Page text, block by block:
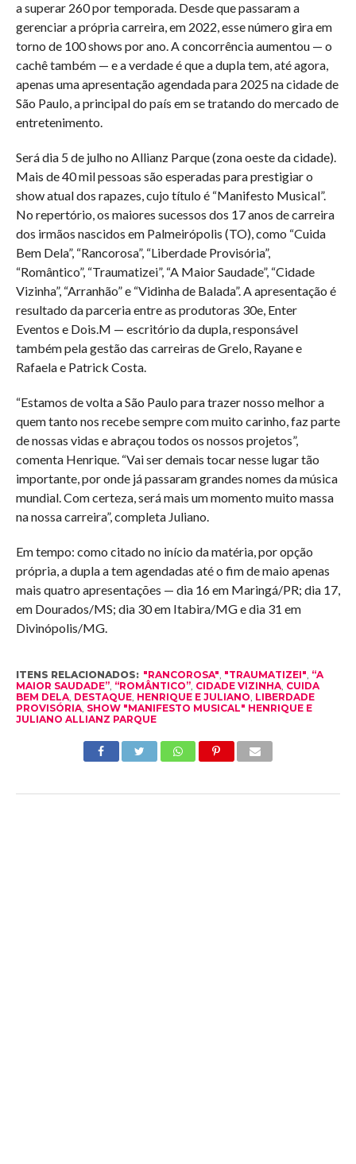
a superar 260 por temporada. Desde que passaram a
gerenciar a própria carreira, em 2022, esse número gira em
torno de 100 shows por ano. A concorrência aumentou — o
cachê também — e a verdade é que a dupla tem, até agora,
apenas uma apresentação agendada para 2025 na cidade de
São Paulo, a principal do país em se tratando do mercado de
entretenimento.
Será dia 5 de julho no Allianz Parque (zona oeste da cidade).
Mais de 40 mil pessoas são esperadas para prestigiar o
show atual dos rapazes, cujo título é “Manifesto Musical”.
No repertório, os maiores sucessos dos 17 anos de carreira
dos irmãos nascidos em Palmeirópolis (TO), como “Cuida
Bem Dela”, “Rancorosa”, “Liberdade Provisória”,
“Romântico”, “Traumatizei”, “A Maior Saudade”, “Cidade
Vizinha”, “Arranhão” e “Vidinha de Balada”. A apresentação é
resultado da parceria entre as produtoras 30e, Enter
Eventos e Dois.M — escritório da dupla, responsável
também pela gestão das carreiras de Grelo, Rayane e
Rafaela e Patrick Costa.
“Estamos de volta a São Paulo para trazer nosso melhor a
quem tanto nos recebe sempre com muito carinho, faz parte
de nossas vidas e abraçou todos os nossos projetos”,
comenta Henrique. “Vai ser demais tocar nesse lugar tão
importante, por onde já passaram grandes nomes da música
mundial. Com certeza, será mais um momento muito massa
na nossa carreira”, completa Juliano.
Em tempo: como citado no início da matéria, por opção
própria, a dupla a tem agendadas até o fim de maio apenas
mais quatro apresentações — dia 16 em Maringá/PR; dia 17,
em Dourados/MS; dia 30 em Itabira/MG e dia 31 em
Divinópolis/MG.
ITENS RELACIONADOS: "RANCOROSA" "TRAUMATIZEI" “A
MAIOR SAUDADE”, “ROMÂNTICO”, CIDADE VIZINHA, CUIDA
BEM DELA, DESTAQUE, HENRIQUE E JULIANO LIBERDADE
PROVISÓRIA, SHOW "MANIFESTO MUSICAL" HENRIQUE E
JULIANO ALLIANZ PARQUE